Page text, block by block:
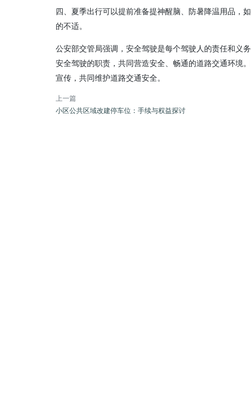
四、夏季出行可以提前准备提神醒脑、防暑降温用品，
的不适。
公安部交管局强调，安全驾驶是每个驾驶人的责任和义
安全驾驶的职责，共同营造安全、畅通的道路交通环境
宣传，共同维护道路交通安全。
上一篇
小区公共区域改建停车位：手续与权益探讨